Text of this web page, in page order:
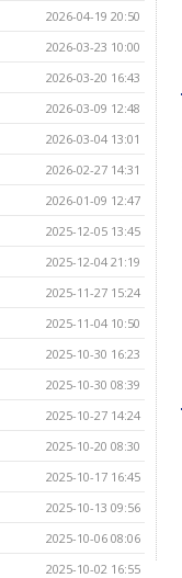
2026-04-19 20:50
2026-03-23 10:00
2026-03-20 16:43
2026-03-09 12:48
2026-03-04 13:01
2026-02-27 14:31
2026-01-09 12:47
2025-12-05 13:45
2025-12-04 21:19
2025-11-27 15:24
2025-11-04 10:50
2025-10-30 16:23
2025-10-30 08:39
2025-10-27 14:24
2025-10-20 08:30
2025-10-17 16:45
2025-10-13 09:56
2025-10-06 08:06
2025-10-02 16:55